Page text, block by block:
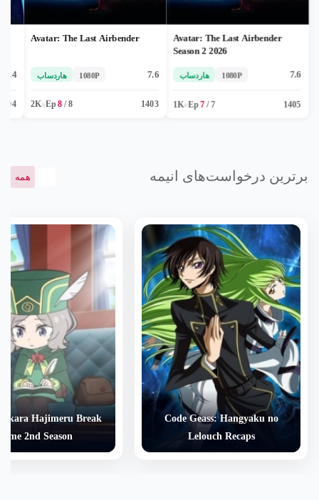
Avatar: The Last Airbender
Season 2 2026
هاردساب 1080P 7.6
1K Ep 7 / 7 1405
PG-13 - نوجوانان ۱۳ سال به بالا
Avatar: The Last Airbender
هاردساب 1080P 7.6
2K Ep 8 /8 1403
7.4
برترین درخواست‌های انیمه همه
Code Geass: Hangyaku no
Lelouch Recaps
kara Hajimeru Break
Time 2nd Season